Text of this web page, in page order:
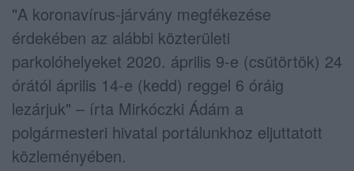
"A koronavírus-járvány megfékezése
érdekében az alábbi közterületi
parkolóhelyeket 2020. április 9-e (csütörtök) 24
órától április 14-e (kedd) reggel 6 óráig
lezárjuk" – írta Mirkóczki Ádám a
polgármesteri hivatal portálunkhoz eljuttatott
közleményében.